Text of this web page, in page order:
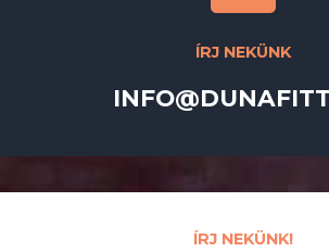
ÍRJ NEKÜNK
ÍRJ NEKÜNK!